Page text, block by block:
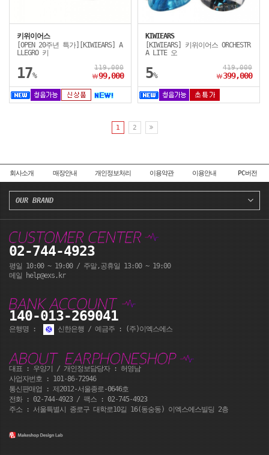
키위이어스
[OPEN 20주년 특가][KIWIEARS] A
LLEGRO 키
17%
119,000
￦99,000
KIWIEARS
[KIWIEARS] 키위이어스 ORCHESTR
A LITE 오
5%
419,000
￦399,000
1 2
회사소개 매장안내 개인정보처리 이용약관 이용안내 PC버전
OUR BRAND
02-744-4923
평일 10:00 ~ 19:00 / 주말,공휴일 13:00 ~ 19:00
메일 help@exs.kr
140-013-269041
은행명 : 신한은행 / 예금주 : (주)이엑스에스
대표 : 우양기 / 개인정보담당자 : 허영남
사업자번호 : 101-86-72946
통신판매업 : 제2012-서울종로-0646호
전화 :02-744-4923/ 팩스 : 02-745-4923
주소 : 서울특별시 종로구 대학로10길 16(동숭동) 이엑스에스빌딩 2층